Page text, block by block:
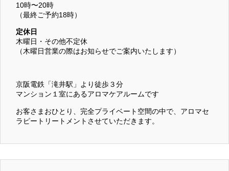
10時〜20時
（最終ご予約18時）
定休日
木曜日・その他不定休
（木曜日営業の際はお知らせでご案内いたします）
京阪電鉄「滝井駅」より徒歩３分
マンション１室にあるアロマケアルームです
お客さまおひとり、完全プライベート空間の中で、アロマセ
ラピートリートメントさせていただきます。